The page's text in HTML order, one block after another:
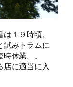
１９時頃。
試みトラムに
休業。。
店に適当に入